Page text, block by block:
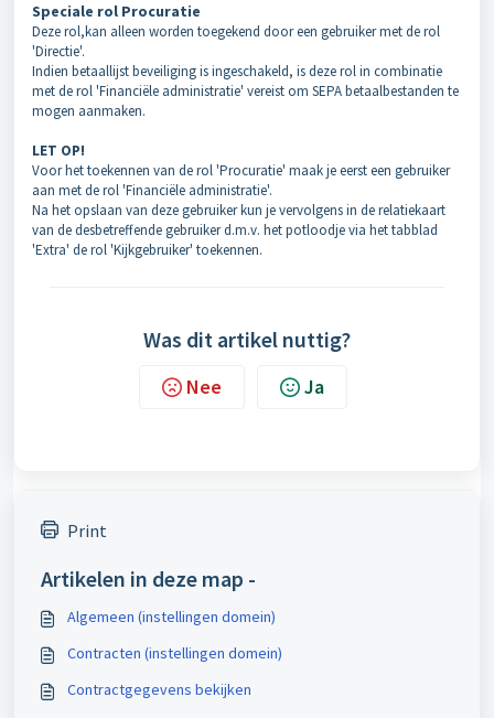
Speciale rol Procuratie
Deze rol,kan alleen worden toegekend door een gebruiker met de rol
'Directie'.
Indien betaallijst beveiliging is ingeschakeld, is deze rol in combinatie
met de rol 'Financiële administratie' vereist om SEPA betaalbestanden te
mogen aanmaken.
LET OP!
Voor het toekennen van de rol 'Procuratie' maak je eerst een gebruiker
aan met de rol 'Financiële administratie'.
Na het opslaan van deze gebruiker kun je vervolgens in de relatiekaart
van de desbetreffende gebruiker d.m.v. het potloodje via het tabblad
'Extra' de rol 'Kijkgebruiker' toekennen.
Was dit artikel nuttig?
Nee Ja
Print
Artikelen in deze map -
Algemeen (instellingen domein)
Contracten (instellingen domein)
Contractgegevens bekijken